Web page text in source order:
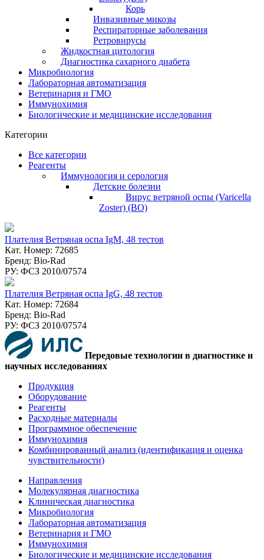
Корь
Инвазивные микозы
Респираторные заболевания
Ретровирусы
Жидкостная цитология
Диагностика сахарного диабета
Микробиология
Лабораторная автоматизация
Ветеринария и ГМО
Иммунохимия
Биологические и медицинские исследования
Категории
Все категории
Реагенты
Иммунология и серология
Детские болезни
Вирус ветряной оспы (Varicella
Zoster) (ВО)
Плателия Ветряная оспа IgM, 48 тестов
Кат. Номер: 72685
Бренд: Bio-Rad
РУ: ФСЗ 2010/07574
Плателия Ветряная оспа IgG, 48 тестов
Кат. Номер: 72684
Бренд: Bio-Rad
РУ: ФСЗ 2010/07574
Передовые технологии в диагностике и
научных исследованиях
Продукция
Оборудование
Реагенты
Расходные материалы
Программное обеспечение
Иммунохимия
Комбинированный анализ (идентификация и оценка
чувствительности)
Направления
Молекулярная диагностика
Клиническая диагностика
Микробиология
Лабораторная автоматизация
Ветеринария и ГМО
Иммунохимия
Биологические и медицинские исследования